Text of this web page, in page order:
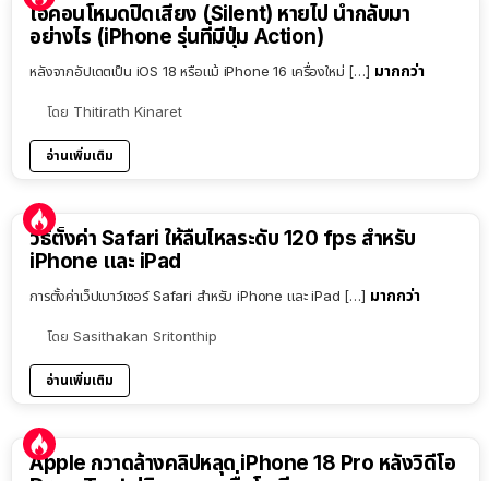
ไอคอนโหมดปิดเสียง (Silent) หายไป นำกลับมา
อย่างไร (iPhone รุ่นที่มีปุ่ม Action)
หลังจากอัปเดตเป็น iOS 18 หรือแม้ iPhone 16 เครื่องใหม่ […] มากกว่า
โดย Thitirath Kinaret
อ่านเพิ่มเติม
วิธีตั้งค่า Safari ให้ลื่นไหลระดับ 120 fps สำหรับ
iPhone และ iPad
การตั้งค่าเว็ปเบาว์เซอร์ Safari สำหรับ iPhone และ iPad […] มากกว่า
โดย Sasithakan Sritonthip
อ่านเพิ่มเติม
Apple กวาดล้างคลิปหลุด iPhone 18 Pro หลังวิดีโอ